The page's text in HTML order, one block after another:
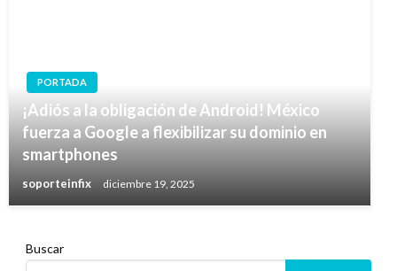
PORTADA
¡Adiós a la obligación de Android! México
fuerza a Google a flexibilizar su dominio en
smartphones
soporteinfix diciembre 19, 2025
Buscar